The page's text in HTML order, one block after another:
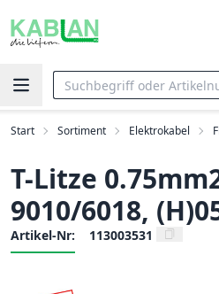
Start Sortiment Elektrokabel
T-Litze
9010/6018,
Artikel-Nr: 113003531